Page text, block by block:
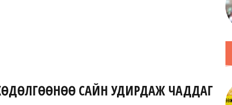
ХӨДӨЛГӨӨНӨӨ САЙН УДИРДАЖ ЧАДДАГ